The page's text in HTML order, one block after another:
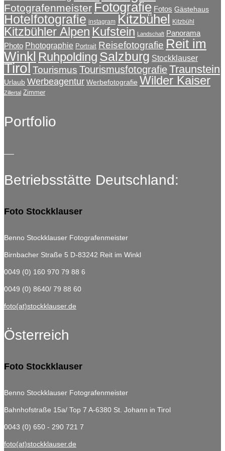
Fotografenmeister Fotografie Fotos Gästehaus
Hotelfotografie instagram Kitzbühel Kitzbühl
Kitzbühler Alpen Kufstein Landschaft Panorama
Photo Photographie Portrait Reisefotografie Reit im
Winkl Ruhpolding Salzburg Stockklauser
TirolTourismus TourismusfotografieTraunstein
Urlaub Werbeagentur Werbefotografie Wilder Kaiser
Zillertal Zimmer
Portfolio
Betriebsstätte Deutschland:
Foto Stockklauser
Benno Stockklauser Fotografenmeister
Birnbacher Straße 5 D-83242 Reit im Winkl
0049 (0) 160 970 79 88 6
0049 (0) 8640/ 79 88 60
foto(at)stockklauser.de
Österreich
Foto Stockklauser
Benno Stockklauser Fotografenmeister
Bahnhofstraße 15a/ Top 7 A-6380 St. Johann in Tirol
0043 (0) 650 - 290 721 7
foto(at)stockklauser.de